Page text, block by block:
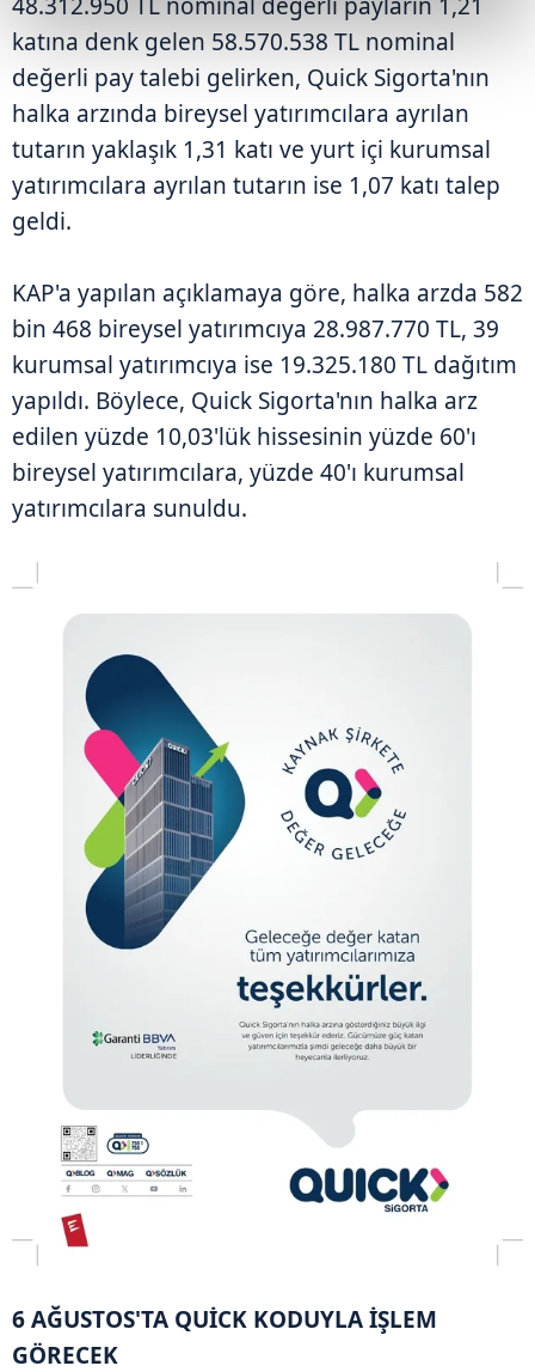
katına denk gelen 58.570.538 TL nominal
değerli pay talebi gelirken, Quick Sigorta'nın
halka arzında bireysel yatırımcılara ayrılan
tutarın yaklaşık 1,31 katı ve yurt içi kurumsal
yatırımcılara ayrılan tutarın ise 1,07 katı talep
geldi.
KAP'a yapılan açıklamaya göre, halka arzda 582
bin 468 bireysel yatırımcıya 28.987.770 TL, 39
kurumsal yatırımcıya ise 19.325.180 TL dağıtım
yapıldı. Böylece, Quick Sigorta'nın halka arz
edilen yüzde 10,03'lük hissesinin yüzde 60'ı
bireysel yatırımcılara, yüzde 40'ı kurumsal
yatırımcılara sunuldu.
6 AĞUSTOS'TA QUİCK KODUYLA İŞLEM
GÖRECEK